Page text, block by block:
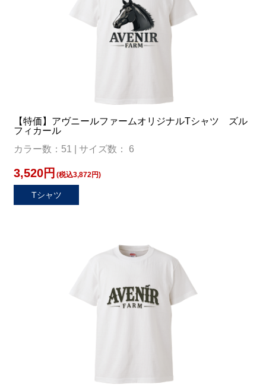
【特価】アヴニールファームオリジナルTシャツ ズル
フィカール
カラー数：51 | サイズ数： 6
3,520円 (税込3,872円)
Tシャツ